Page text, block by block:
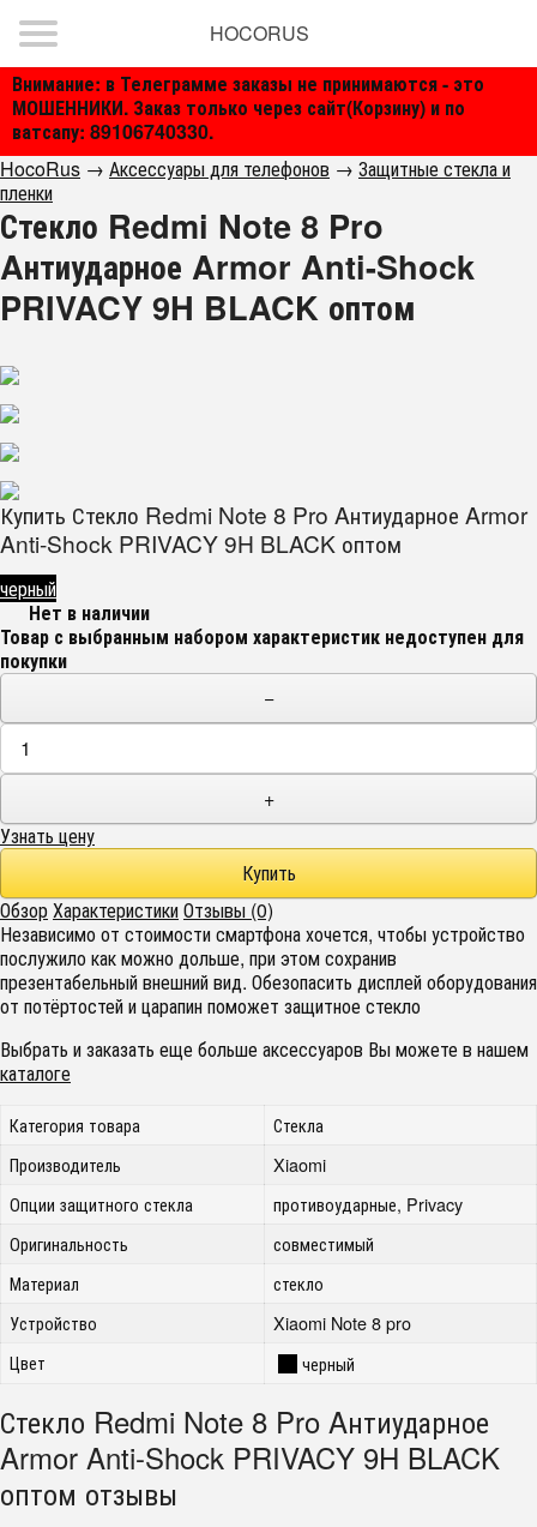
Внимание: в Телеграмме заказы не принимаются - это
МОШЕННИКИ. Заказ только через сайт(Корзину) и по
ватсапу: 89106740330.
HOCORUS
HocoRus → Аксессуары для телефонов → Защитные стекла и
пленки
Стекло Redmi Note 8 Pro
Aнтиударное Armor Anti-Shock
PRIVACY 9H BLACK оптом
Купить Стекло Redmi Note 8 Pro Aнтиударное Armor
Anti-Shock PRIVACY 9H BLACK оптом
черный
Нет в наличии
Товар с выбранным набором характеристик недоступен для
покупки
−
+
Узнать цену
ОбзорХарактеристикиОтзывы (0)
Независимо от стоимости смартфона хочется, чтобы устройство
послужило как можно дольше, при этом сохранив
презентабельный внешний вид. Обезопасить дисплей оборудования
от потёртостей и царапин поможет защитное стекло
Выбрать и заказать еще больше аксессуаров Вы можете в нашем
каталоге
Категория товара
Стекла
Производитель
Xiaomi
Опции защитного стекла
противоударные, Privacy
Оригинальность
совместимый
Материал
стекло
Устройство
Xiaomi Note 8 pro
Цвет
черный
Стекло Redmi Note 8 Pro Aнтиударное
Armor Anti-Shock PRIVACY 9H BLACK
оптом отзывы